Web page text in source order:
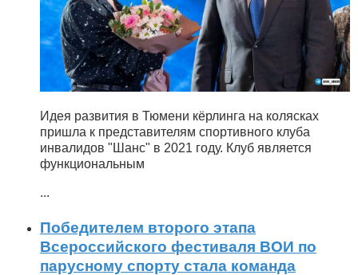
Идея развития в Тюмени кёрлинга на колясках
пришла к представителям спортивного клуба
инвалидов "Шанс" в 2021 году. Клуб является
функциональным
...
Победителем второго этапа
Всероссийского фестиваля ВОИ по
парусному спорту стала команда